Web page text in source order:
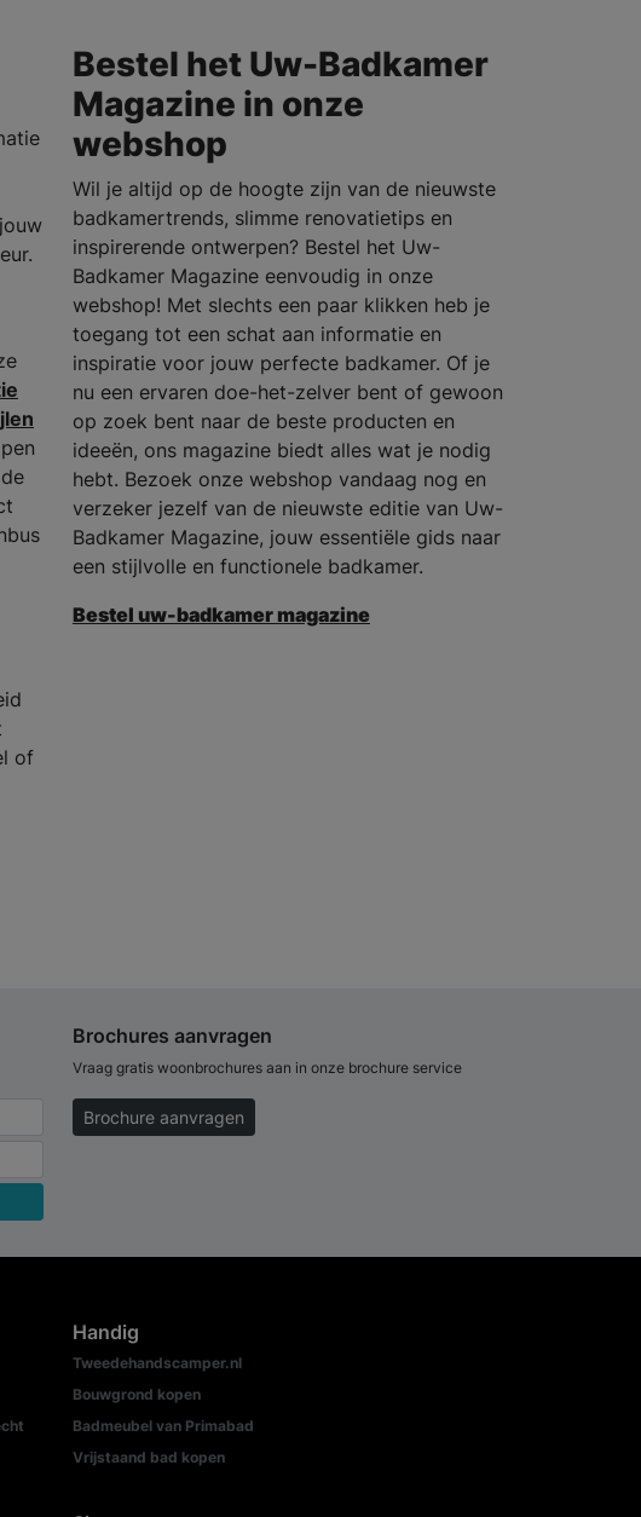
of
Bestel het Uw-Badkamer
Magazine in onze
webshop
Wil je altijd op de hoogte zijn van de nieuwste
badkamertrends, slimme renovatietips en
inspirerende ontwerpen? Bestel het Uw-
Badkamer Magazine eenvoudig in onze
webshop! Met slechts een paar klikken heb je
toegang tot een schat aan informatie en
inspiratie voor jouw perfecte badkamer. Of je
nu een ervaren doe-het-zelver bent of gewoon
op zoek bent naar de beste producten en
ideeën, ons magazine biedt alles wat je nodig
hebt. Bezoek onze webshop vandaag nog en
verzeker jezelf van de nieuwste editie van Uw-
Badkamer Magazine, jouw essentiële gids naar
een stijlvolle en functionele badkamer.
Bestel uw-badkamer magazine
Brochures aanvragen
Vraag gratis woonbrochures aan in onze brochure service
Brochure aanvragen
Handig
Tweedehandscamper.nl
Bouwgrond kopen
Badmeubel van Primabad
Vrijstaand bad kopen